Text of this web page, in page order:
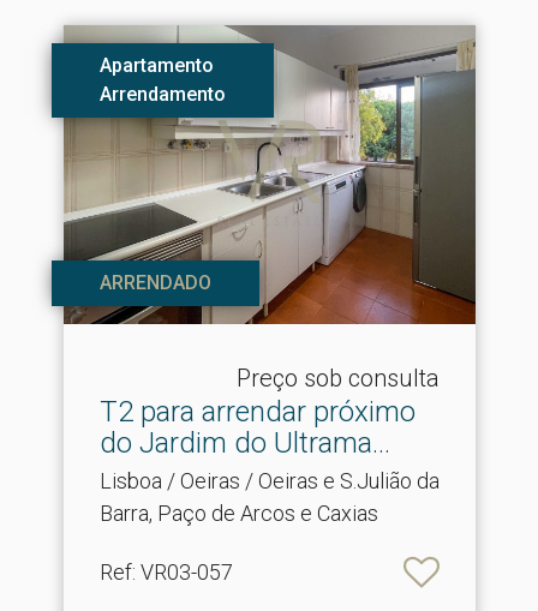
Apartamento
Arrendamento
ARRENDADO
Preço sob consulta
T2 para arrendar próximo
do Jardim do Ultrama.​..
Lisboa / Oeiras / Oeiras e S.Julião da
Barra, Paço de Arcos e Caxias
Ref: VR03-057